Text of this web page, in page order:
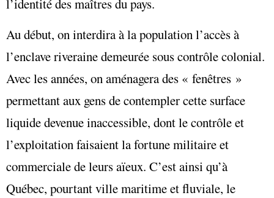
l’identité des maîtres du pays.
Au début, on interdira à la population l’accès à
l’enclave riveraine demeurée sous contrôle colonial.
Avec les années, on aménagera des « fenêtres »
permettant aux gens de contempler cette surface
liquide devenue inaccessible, dont le contrôle et
l’exploitation faisaient la fortune militaire et
commerciale de leurs aïeux. C’est ainsi qu’à
Québec, pourtant ville maritime et fluviale, le